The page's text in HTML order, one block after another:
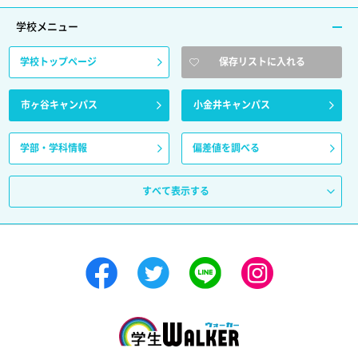
学校メニュー
学校トップページ 保存リストに入れる
市ヶ谷キャンパス 小金井キャンパス
学部・学科情報 偏差値を調べる
すべて表示する